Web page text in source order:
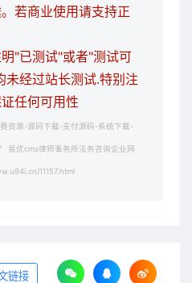
若商业使用请支持正
"已测试"或者"测试可
未经过站长测试.特别注
任何可用性
资源-源码下载-支付源码-系统下载-
易优cms律师事务所法务咨询企业网
11157.html
链接